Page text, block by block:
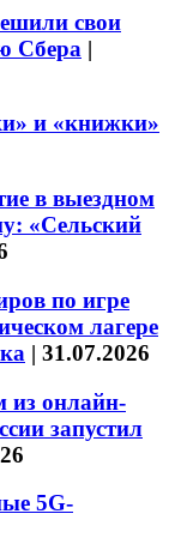
свои
Сбера |
и «книжки»
в выездном
«Сельский
по игре
лагере
| 31.07.2026
из онлайн-
запустил
5G-